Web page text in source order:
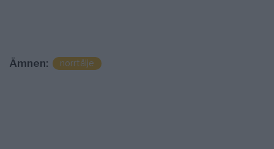
Ämnen: norrtälje